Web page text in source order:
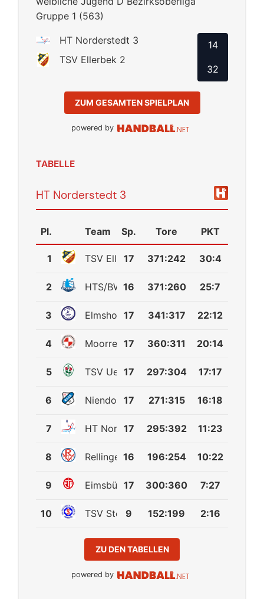
Gruppe 1 (563)
HT Norderstedt 3
TSV Ellerbek 2
14
32
ZUM GESAMTEN SPIELPLAN
powered by
TABELLE
HT Norderstedt 3
Pl. Team Sp. Tore PKT
1 TSV Ellerbek 2
17 371:242 30:4
2 HTS/BW96 Handball
16 371:260 25:7
3 Elmshorner HT
17 341:317 22:12
4 Moorreger SV
17 360:311 20:14
5 TSV Uetersen
17 297:304 17:17
6 Niendorfer TSV
17 271:315 16:18
7 HT Norderstedt 3
17 295:392 11:23
8 Rellinger TV 2
16 196:254 10:22
9 Eimsbütteler TV
17 300:360 7:27
10 TSV Stellingen 88
9 152:199 2:16
ZU DEN TABELLEN
powered by